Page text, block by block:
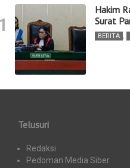
Hakim
Surat
BERITA ,
Telusuri
Redaksi
Pedoman Media Siber